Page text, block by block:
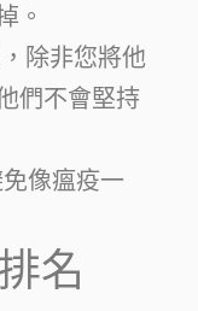
。
除非您將他
們不會堅持
像瘟疫一
名